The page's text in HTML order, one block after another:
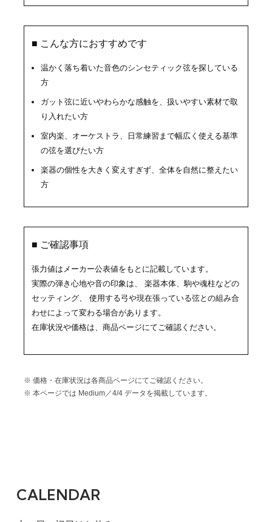
■ こんな方におすすめです
温かく落ち着いた音色のシンセティック弦を探している
方
ガット弦に近いやわらかな感触を、扱いやすい素材で取
り入れたい方
室内楽、オーケストラ、日常練習まで幅広く使える基準
の弦を選びたい方
楽器の個性を大きく変えすぎず、全体を自然に整えたい
方
■ ご確認事項
張力値はメーカー公表値をもとに記載しています。
実際の弾き心地や音の印象は、 楽器本体、駒や魂柱などの
セッティング、 使用する弓や現在張っている弦との組み合
わせによって変わる場合があります。
在庫状況や価格は、商品ページにてご確認ください。
※ 価格・在庫状況は各商品ページにてご確認ください。
※ 本ページでは Medium／4/4 データを掲載しています。
CALENDAR